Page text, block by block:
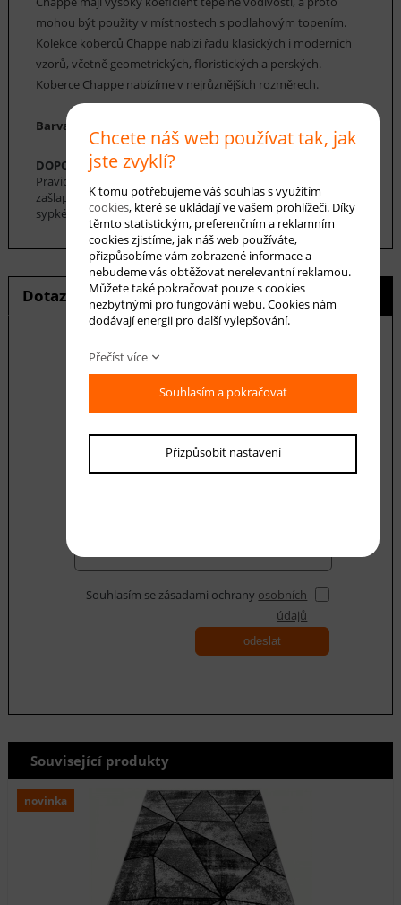
mohou být použity v místnostech s podlahovým topením.
Kolekce koberců Chappe nabízí řadu klasických i moderních
vzorů, včetně geometrických, floristických a perských.
Koberce Chappe nabízíme v nejrůznějších rozměrech.
Barva koberce: šedá, bílá, černá
DOPORUČENÁ ÚDRŽBA:
Pravidelné vysávání nečistot z koberce, aby se zabránilo jejich
zašlapání do koberce. Pro hloubkové čištění je možné použít
sypké čističe koberců. Koberec se nesmí namáčet.
Dotaz na produkt Hlídání ceny
Souhlasím se zásadami ochrany osobních
údajů
odeslat
Související produkty
novinka
Chcete náš web používat tak, jak
jste zvyklí?
K tomu potřebujeme váš souhlas s využitím
cookies, které se ukládají ve vašem prohlížeči. Díky
těmto statistickým, preferenčním a reklamním
cookies zjistíme, jak náš web používáte,
přizpůsobíme vám zobrazené informace a
nebudeme vás obtěžovat nerelevantní reklamou.
Můžete také pokračovat pouze s cookies
nezbytnými pro fungování webu. Cookies nám
dodávají energii pro další vylepšování.
Přečíst více
Souhlasím a pokračovat
Přizpůsobit nastavení